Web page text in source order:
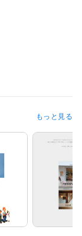
もっと見る